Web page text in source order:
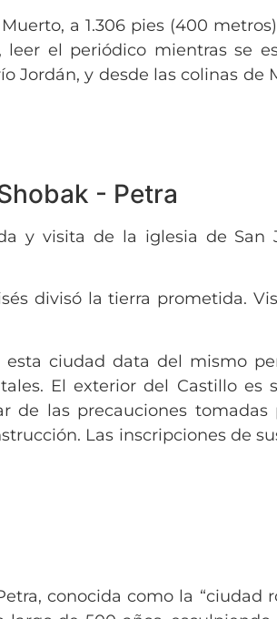
a 1.306 pies (400
el periódico mientras se
Jordán, y desde las colinas de
- Petra
y visita de la iglesia de San
divisó la tierra prometida.
ciudad data del mismo
El exterior del Castillo es
las precauciones tomadas
Las inscripciones de
conocida como la “ciudad